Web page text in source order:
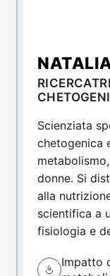
Scienziata
chetogenica
donne. Si
alla
scientifica a
fisiologia e
Impatto